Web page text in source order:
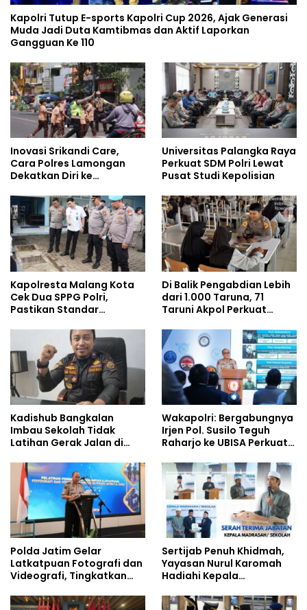
Kapolri Tutup E-sports Kapolri Cup 2026, Ajak Generasi
Muda Jadi Duta Kamtibmas dan Aktif Laporkan
Gangguan Ke 110
Inovasi Srikandi Care,
Cara Polres Lamongan
Dekatkan Diri ke
Universitas Palangka Raya
Perkuat SDM Polri Lewat
Pusat Studi Kepolisian
Kapolresta Malang Kota
Cek Dua SPPG Polri,
Pastikan Standar
Pengelolaan Limbah
Berjalan Optimal
Di Balik Pengabdian Lebih
dari 1.000 Taruna, 71
Taruni Akpol Perkuat
Siswa Sekolah Rakyat
Kadishub Bangkalan
Imbau Sekolah Tidak
Latihan Gerak Jalan di
Wakapolri: Bergabungnya
Irjen Pol. Susilo Teguh
Raharjo ke UBISA Perkuat
Studi Kepolisian
Polda Jatim Gelar
Latkatpuan Fotografi dan
Videografi, Tingkatkan
Era Digital
Sertijab Penuh Khidmah,
Yayasan Nurul Karomah
Hadiahi Kepala
Umrah